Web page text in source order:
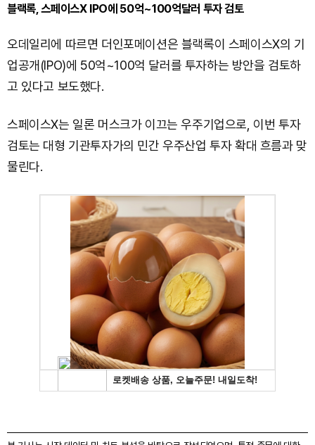
블랙록, 스페이스X IPO에 50억~100억달러 투자 검토
오데일리에 따르면 더인포메이션은 블랙록이 스페이스X의 기
업공개(IPO)에 50억~100억 달러를 투자하는 방안을 검토하
고 있다고 보도했다.
스페이스X는 일론 머스크가 이끄는 우주기업으로, 이번 투자
검토는 대형 기관투자가의 민간 우주산업 투자 확대 흐름과 맞
물린다.